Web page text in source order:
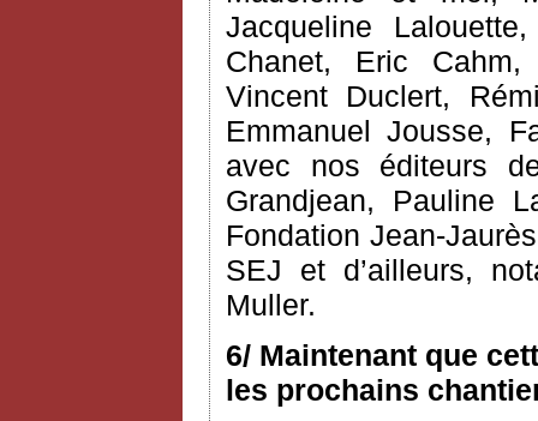
Jacqueline
Chanet, Eric Cahm,
Vincent Duclert,
Emmanuel Jousse,
avec nos éditeurs
Grandjean, Pauline
Fondation Jean-
SEJ et d’ailleurs,
Muller.
6/ Maintenant que
les prochains